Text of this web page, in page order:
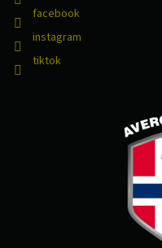
facebook
instagram
tiktok